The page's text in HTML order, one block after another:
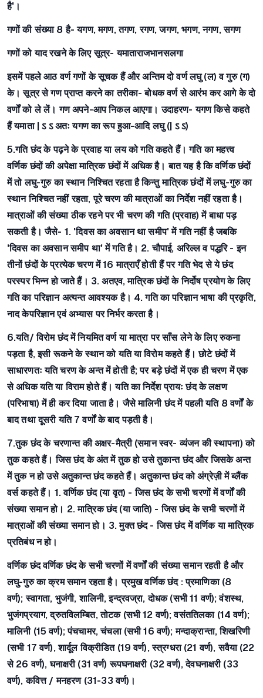
है'।
गणों की संख्या 8 है- यगण, मगण, तगण, रगण, जगण, भगण, नगण, सगण
गणों को याद रखने के लिए सूत्र-यमाताराजभानसलगा
इसमें पहले आठ वर्ण गणों के सूचक हैं और अन्तिम दो वर्ण लघु (ल) व गुरु (ग)
के। सूत्र से गण प्राप्त करने का तरीका- बोधक वर्ण से आरंभ कर आगे के दो
वर्णों को ले लें। गण अपने-आप निकल आएगा। उदाहरण- यगण किसे कहते
हैं यमाता | ऽ ऽ अतः यगण का रूप हुआ-आदि लघु (| ऽ ऽ)
5.गतिछंद के पढ़ने के प्रवाह या लय को गति कहते हैं। गति का महत्त्व
वर्णिक छंदों की अपेक्षा मात्रिक छंदों में अधिक है। बात यह है कि वर्णिक छंदों
में तो लघु-गुरु का स्थान निश्चित रहता है किन्तु मात्रिक छंदों में लघु-गुरु का
स्थान निश्चित नहीं रहता, पूरे चरण की मात्राओं का निर्देश नहीं रहता है।
मात्राओं की संख्या ठीक रहने पर भी चरण की गति (प्रवाह) में बाधा पड़
सकती है। जैसे- 1. 'दिवस का अवसान था समीप' में गति नहीं है जबकि
'दिवस का अवसान समीप था' में गति है। 2. चौपाई, अरिल्ल व पद्धरि - इन
तीनों छंदों के प्रत्येक चरण में 16 मात्राएँ होती हैं पर गति भेद से ये छंद
परस्पर भिन्न हो जाते हैं। 3. अतएव, मात्रिक छंदों के निर्दोष प्रयोग के लिए
गति का परिज्ञान अत्यन्त आवश्यक है। 4. गति का परिज्ञान भाषा की प्रकृति,
नाद केपरिज्ञान एवं अभ्यास पर निर्भर करता है।
6.यति/ विरोमछंद में नियमित वर्ण या मात्रा पर साँस लेने के लिए रुकना
पड़ता है, इसी रूकने के स्थान को यति या विरोम कहते हैं। छोटे छंदों में
साधारणतः यति चरण के अन्त में होती है; पर बड़े छंदों में एक ही चरण में एक
से अधिक यति या विराम होते हैं। यति का निर्देश प्रायः छंद के लक्षण
(परिभाषा) में ही कर दिया जाता है। जैसे मालिनी छंद में पहली यति 8 वर्णों के
बाद तथा दूसरी यति 7 वर्णों के बाद पड़ती है।
7.तुकछंद के चरणान्त की अक्षर-मैत्री (समान स्वर- व्यंजन की स्थापना) को
तुक कहते हैं। जिस छंद के अंत में तुक हो उसे तुकान्त छंद और जिसके अन्त
में तुक न हो उसे अतुकान्त छंद कहते हैं। अतुकान्त छंद को अंग्रेज़ी में ब्लैंक
वर्स कहते हैं। 1. वर्णिक छंद (या वृत) - जिस छंद के सभी चरणों में वर्णों की
संख्या समान हो। 2. मात्रिक छंद (या जाति) - जिस छंद के सभी चरणों में
मात्राओं की संख्या समान हो। 3. मुक्त छंद - जिस छंद में वर्णिक या मात्रिक
प्रतिबंध न हो।
वर्णिक छंदवर्णिक छंद के सभी चरणों में वर्णों की संख्या समान रहती है और
लघु-गुरु का क्रम समान रहता है।प्रमुख वर्णिक छंद : प्रमाणिका (8
वर्ण);स्वागता, भुजंगी, शालिनी, इन्द्रवज्रा, दोधक (सभी 11 वर्ण); वंशस्थ,
भुजंगप्रयाग, द्रुतविलम्बित, तोटक (सभी 12 वर्ण); वसंततिलका (14 वर्ण);
मालिनी (15 वर्ण); पंचचामर, चंचला (सभी 16 वर्ण); मन्दाक्रान्ता, शिखरिणी
(सभी 17 वर्ण), शार्दूल विक्रीडित (19 वर्ण), स्त्रग्धरा (21 वर्ण), सवैया (22
से 26 वर्ण), घनाक्षरी (31 वर्ण) रूपघनाक्षरी (32 वर्ण), देवघनाक्षरी (33
वर्ण), कवित्त / मनहरण (31-33 वर्ण)।